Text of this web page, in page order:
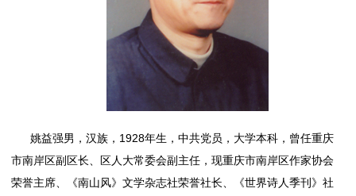
姚益强男，汉族，1928年生，中共党员，大学本科，曾任重庆
市南岸区副区长、区人大常委会副主任，现重庆市南岸区作家协会
荣誉主席、《南山风》文学杂志社荣誉社长、《世界诗人季刊》社